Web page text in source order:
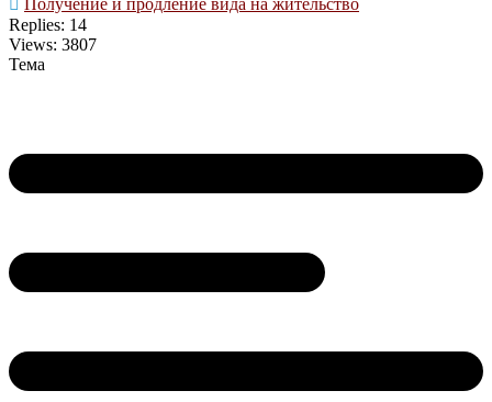
Получение и продление вида на жительство
Replies: 14
Views: 3807
Тема